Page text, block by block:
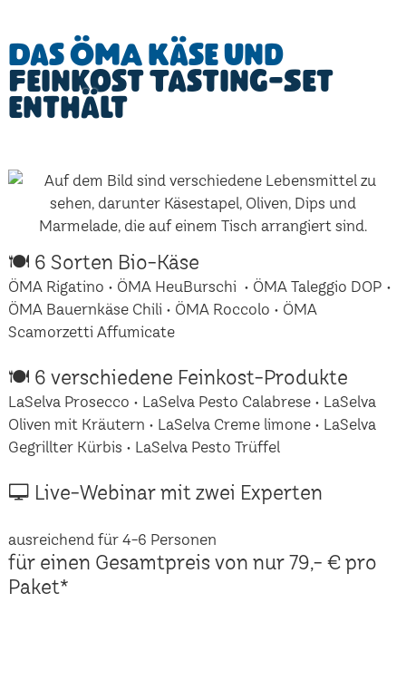
Das ÖMA Käse und
Feinkost Tasting-Set
enthält
🍽 6 Sorten Bio-Käse
ÖMA Rigatino • ÖMA HeuBurschi • ÖMA Taleggio DOP •
ÖMA Bauernkäse Chili • ÖMA Roccolo • ÖMA
Scamorzetti Affumicate
🍽 6 verschiedene Feinkost-Produkte
LaSelva Prosecco • LaSelva Pesto Calabrese • LaSelva
Oliven mit Kräutern • LaSelva Creme limone • LaSelva
Gegrillter Kürbis • LaSelva Pesto Trüffel
🖵 Live-Webinar mit zwei Experten
ausreichend für 4-6 Personen
für einen Gesamtpreis von nur 79,- € pro
Paket*